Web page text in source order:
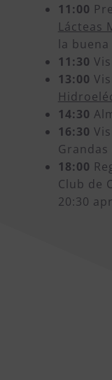
11:00
Lácteas
la
11:30
13:00
14:30
16:30
Grandas
18:00
Club de
20:30